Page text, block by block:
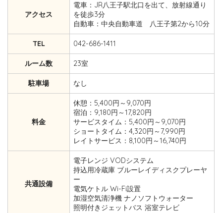
アクセス
電車：JR八王子駅北口を出て、放射線通り
を徒歩3分
自動車：中央自動車道 八王子第2から10分
TEL 042-686-1411
ルーム数 23室
駐車場 なし
料金
休憩：5,400円～9,070円
宿泊：9,180円～17,820円
サービスタイム：5,400円～9,070円
ショートタイム：4,320円～7,990円
レイトサービス：8,100円～16,740円
共通設備
電子レンジ VODシステム
持込用冷蔵庫 ブルーレイディスクプレーヤ
ー
電気ケトル Wi-Fi設置
加湿空気清浄機 ナノソフトウォーター
照明付きジェットバス 浴室テレビ